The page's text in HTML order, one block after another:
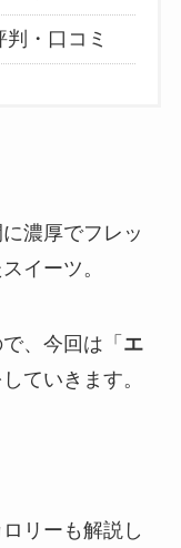
・口コミ
濃厚でフレッ
イーツ。
、今回は「 エ
していきます。
リーも解説し